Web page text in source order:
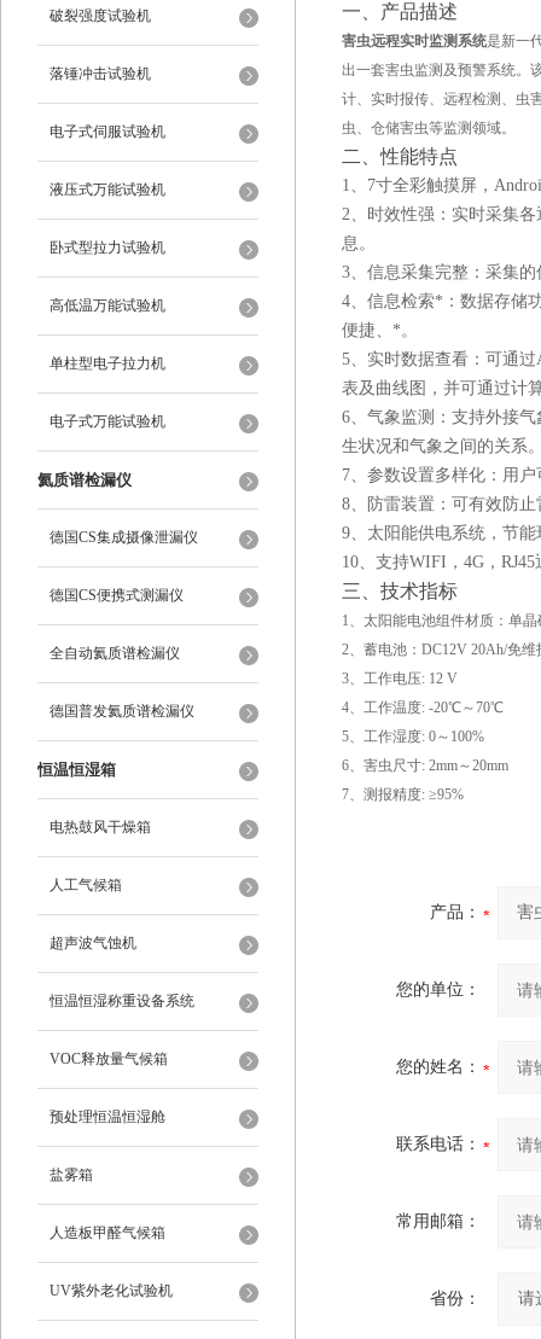
破裂强度试验机
落锤冲击试验机
电子式伺服试验机
液压式万能试验机
卧式型拉力试验机
高低温万能试验机
单柱型电子拉力机
电子式万能试验机
氦质谱检漏仪
德国CS集成摄像泄漏仪
德国CS便携式测漏仪
全自动氦质谱检漏仪
德国普发氦质谱检漏仪
恒温恒湿箱
电热鼓风干燥箱
人工气候箱
超声波气蚀机
恒温恒湿称重设备系统
VOC释放量气候箱
预处理恒温恒湿舱
盐雾箱
人造板甲醛气候箱
UV紫外老化试验机
一、产品描述
害虫远程实时监测系统是新一
出一套害虫监测及预警系统。
计、实时报传、远程检测、虫
虫、仓储害虫等监测领域。
二、性能特点
1、7寸全彩触摸屏，
2、时效性强：实时采集
息。
3、信息采集完整：采集
4、信息检索*：数据存储
便捷、*。
5、实时数据查看：可通
表及曲线图，并可通过计
6、气象监测：支持外接
生状况和气象之间的关系
7、参数设置多样化：用
8、防雷装置：可有效防止
9、太阳能供电系统，节
10、支持WIFI，4G，
三、技术指标
1、太阳能电池组件材质：单
2、蓄电池：DC12V 20Ah/免维
3、工作电压: 12 V
4、工作温度: -20℃～70℃
5、工作湿度: 0～100%
6、害虫尺寸: 2mm～20mm
7、测报精度: ≥95%
产品：
您的单位：
您的姓名：
联系电话：
常用邮箱：
省份：